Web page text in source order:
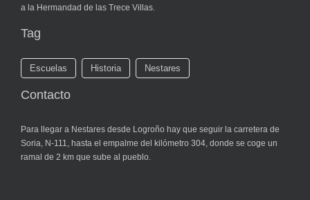
a la Hermandad de las Trece Villas.
Tag
Escuelas Historia Nestares
Contacto
Para llegar a Nestares desde Logroño hay que seguir la carretera de
Soria, N-111, hasta el empalme del kilómetro 304, donde se coge un
ramal de 2 km que sube al pueblo.